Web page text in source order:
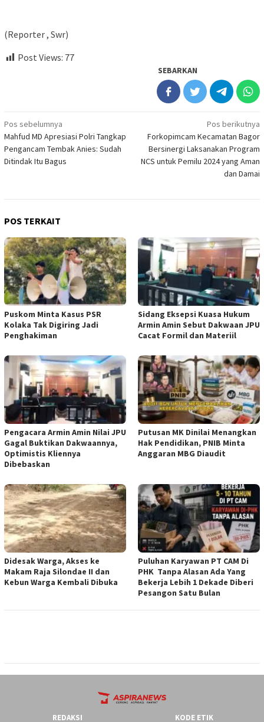
(Reporter , Swr)
Post Views: 77
SEBARKAN
Navigasi
pos
Pos sebelumnya
Mahfud MD Apresiasi Polri Tangkap
Pengancam Tembak Anies: Sudah
Ditindak Itu Bagus
Pos berikutnya
Forkopimcam Kecamatan Bagor
Bersinergi Laksanakan Program
NCS untuk Pemilu 2024 yang Aman
dan Damai
POS TERKAIT
‎Puskom Minta Kasus PSR
Kolaka Tak Digiring Jadi
Penghakiman
‎Sidang Eksepsi Kuasa Hukum
Armin Amin Sebut Dakwaan JPU
Cacat Formil dan Materiil
‎Pengacara Armin Amin Nilai JPU
Gagal Buktikan Dakwaannya,
Optimistis Kliennya
Dibebaskan
Putusan MK Dinilai Menangkan
Hak Pendidikan, PNIB Minta
Anggaran MBG Diaudit
Didesak Warga, Akses ke
Makam Raja Silondae II dan
Kebun Warga Kembali Dibuka
‎Puluhan Karyawan PT CAM Di
PHK Tanpa Alasan Ada Yang
Bekerja Lebih 1 Dekade Diberi
Pesangon Satu Bulan
REDAKSI KODE ETIK